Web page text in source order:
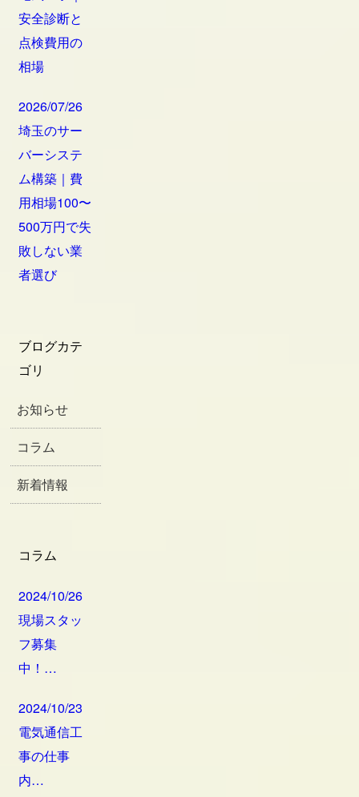
安全診断と
点検費用の
相場
2026/07/26
埼玉のサー
バーシステ
ム構築｜費
用相場100〜
500万円で失
敗しない業
者選び
ブログカテ
ゴリ
お知らせ
コラム
新着情報
コラム
2024/10/26
現場スタッ
フ募集
中！…
2024/10/23
電気通信工
事の仕事
内…